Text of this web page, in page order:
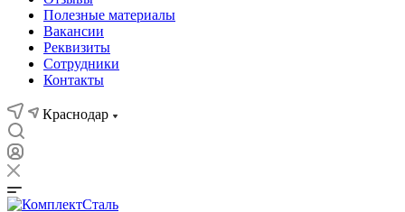
Полезные материалы
Вакансии
Реквизиты
Сотрудники
Контакты
Краснодар